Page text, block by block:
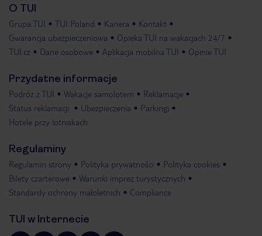
O TUI
Grupa TUI TUI Poland Kariera
Kontakt
Gwarancja ubezpieczeniowa
Opieka TUI na wakacjach 24/7
TUI.cz
Dane osobowe Aplikacja mobilna TUI Opinie TUI
Przydatne informacje
Podróż z TUI Wakacje samolotem
Reklamacje
Status reklamacji
Ubezpieczenia
Parkingi
Hotele przy lotniskach
Regulaminy
Regulamin strony Polityka prywatności
Polityka cookies
Bilety czarterowe
Warunki imprez turystycznych
Standardy ochrony małoletnich
Compliance
TUI w Internecie